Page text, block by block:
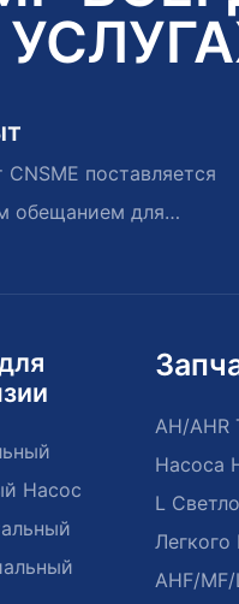
поставляется
обещанием для
Насос
AH/
Насоса
L
Легкого
AHF/